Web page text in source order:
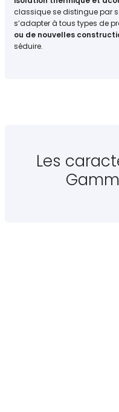
classique se distingue par
s’adapter à tous types de
ou de nouvelles
séduire.
Les